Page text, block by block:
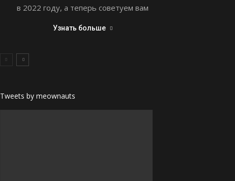
в 2022 году, а теперь советуем вам
Узнать больше
Tweets by meownauts